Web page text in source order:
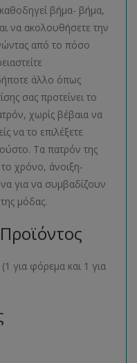
βήμα- βήμα,
να ακολουθήσετε την
από το πόσο
άλλο όπως
σας προτείνει το
χωρίς βέβαια να
να το επιλέξετε
Τα πατρόν της
χρόνο, άνοιξη-
για να συμβαδίζουν
της μόδας.
για φόρεμα και 1 για